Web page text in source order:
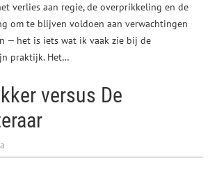
verlies aan regie, de overprikkeling en de
om te blijven voldoen aan verwachtingen
— het is iets wat ik vaak zie bij de
praktijk. Het…
versus De